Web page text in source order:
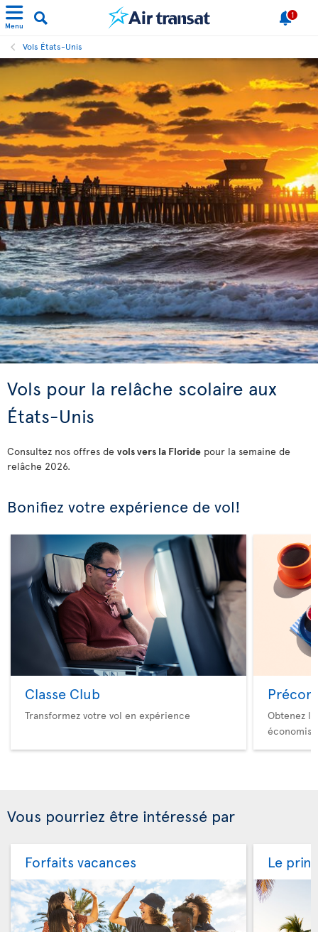
Menu
1
Vols États-Unis
Vols pour la relâche scolaire aux
États-Unis
Consultez nos offres de vols vers la Floride pour la semaine de
relâche 2026.
Bonifiez votre expérience de vol!
Classe Club
Transformez votre vol en expérience
Obtenez
Vous pourriez être intéressé par
Forfaits vacances Le